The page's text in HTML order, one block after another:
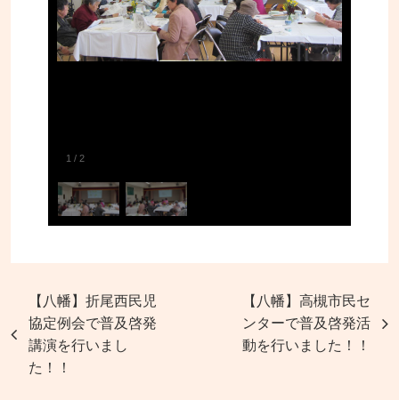
1 /2
【八幡】折尾西民児
協定例会で普及啓発
講演を行いまし
た！！
【八幡】高槻市民セ
ンターで普及啓発活
動を行いました！！